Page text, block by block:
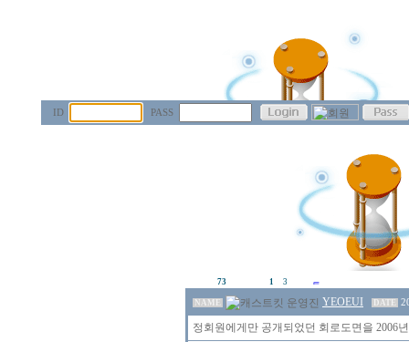
ID PASS
73 1 3
NAME YEOEUI DATE
정회원에게만 공개되었던 회로도면을 2006